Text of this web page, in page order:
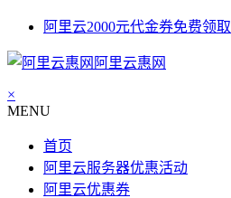
阿里云2000元代金券免费领取
阿里云惠网
×
MENU
首页
阿里云服务器优惠活动
阿里云优惠券